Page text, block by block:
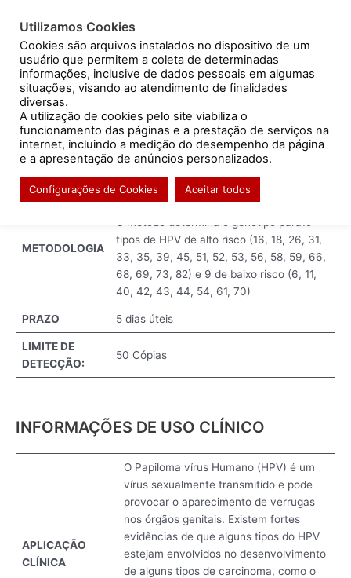
para
conteúdo
Resultado de exames
HPV ANYPLEX ™II – ALTO E BAIXO
RISCOS
/Sem categoria/ Pormahara
METODOLOGIA
PCR Real Time
tipos de HPV de alto risco (16, 18, 26, 31,
33, 35, 39, 45, 51, 52, 53, 56, 58, 59, 66,
68, 69, 73, 82) e 9 de baixo risco (6, 11,
40, 42, 43, 44, 54, 61, 70)
PRAZO 5 dias úteis
LIMITE DE
DETECÇÃO:
50 Cópias
INFORMAÇÕES DE USO CLÍNICO
APLICAÇÃO
CLÍNICA
O Papiloma vírus Humano (HPV) é um
vírus sexualmente transmitido e pode
provocar o aparecimento de verrugas
nos órgãos genitais. Existem fortes
evidências de que alguns tipos do HPV
estejam envolvidos no desenvolvimento
de alguns tipos de carcinoma, como o
navigation
Utilizamos Cookies
Cookies são arquivos instalados no dispositivo de um
usuário que permitem a coleta de determinadas
informações, inclusive de dados pessoais em algumas
situações, visando ao atendimento de finalidades
diversas.
A utilização de cookies pelo site viabiliza o
funcionamento das páginas e a prestação de serviços na
internet, incluindo a medição do desempenho da página
e a apresentação de anúncios personalizados.
Configurações de Cookies Aceitar todos